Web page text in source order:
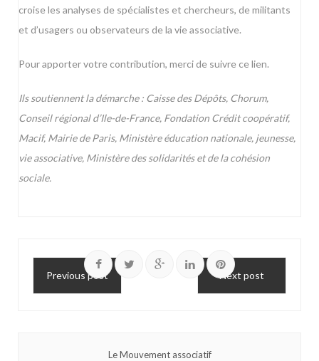
croise les analyses de spécialistes et chercheurs, de militants
et d’usagers ou observateurs de la vie associative.
Pour apporter votre contribution, merci de suivre ce lien.
Ils soutiennent la démarche : Caisse des Dépôts, Chorum,
Conseil régional d’Ile-de-France, Fondation Crédit coopératif,
Macif, Mairie de Paris, Ministère éducation nationale, jeunesse,
vie associative, Ministère des solidarités et de la cohésion
sociale.
Previous post Next post
Le Mouvement associatif